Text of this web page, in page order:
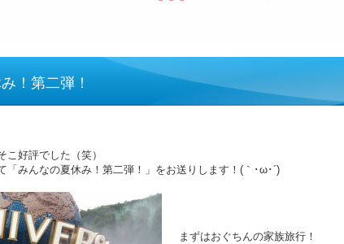
！第二弾！
こ好評でした（笑）
「みんなの夏休み！第二弾！」をお送りします！(｀･ω･´)
まずはおぐちんの家族旅行！